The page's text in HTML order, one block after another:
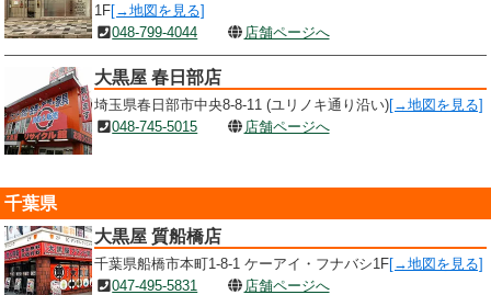
1F[→地図を見る]
048-799-4044
店舗ページへ
大黒屋 春日部店
埼玉県春日部市中央8-8-11 (ユリノキ通り沿い)[→地図を見る]
048-745-5015
店舗ページへ
千葉県
大黒屋 質船橋店
千葉県船橋市本町1-8-1 ケーアイ・フナバシ1F[→地図を見る]
047-495-5831
店舗ページへ